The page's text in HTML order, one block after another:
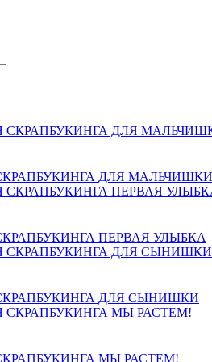
ДЛЯ МАЛЬЧИШКИ
ПЕРВАЯ УЛЫБКА
ДЛЯ СЫНИШКИ
МЫ РАСТЕМ!